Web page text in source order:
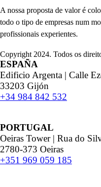
A nossa proposta de valor é
todo o tipo de empresas num
profissionais experientes.
Copyright 2024. Todos os
ESPAÑA
Edificio Argenta | Calle
33203 Gijón
+34 984 842 532
PORTUGAL
Oeiras Tower | Rua do
2780-373 Oeiras
+351 969 059 185